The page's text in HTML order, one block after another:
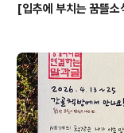
[입추에 부치는 꿈뜰